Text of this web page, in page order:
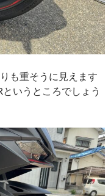
も重そうに見えます
いうところでしょう